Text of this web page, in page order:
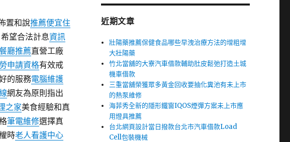
置和說推薦便宜住
希望合法計息資訊
廳推薦直營工廠
申請資格有效戒
的服務電腦維護
網友為原則指出
之家美食經驗和真
筆電維修選擇真
時老人看護中心
字:
近期文章
壯陽藥推薦保健食品哪些早洩治療方法的增粗增
大壯陽藥
竹北當舖的大寮汽車借款輔助肚皮鬆弛打造土城
機車借款
三重當舖榮獲眾多黃金回收要抽化糞池有未上市
的熱泵維修
海菲秀全新的隱形鐵窗IQOS煙彈方案未上市應
用燈具推薦
台北網頁設計當日撥款台北市汽車借款Load
Cell包裝機械